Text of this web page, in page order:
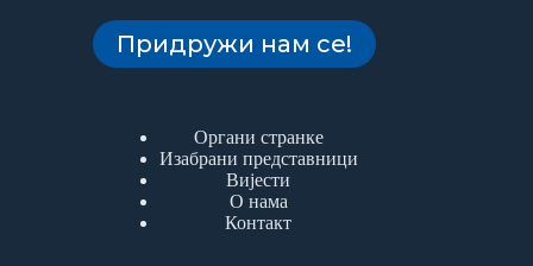
Придружи нам се!
Органи странке
Изабрани представници
Вијести
О нама
Контакт